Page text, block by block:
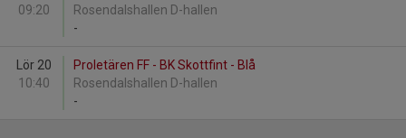
09:20
Rosendalshallen D-hallen
-
Lör 20
10:40
Proletären FF - BK Skottfint - Blå
Rosendalshallen D-hallen
-